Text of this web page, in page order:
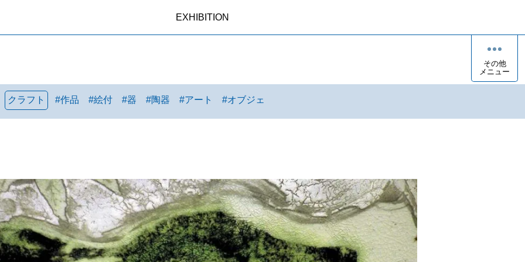
EXHIBITION
その他
メニュー
クラフト #作品 #絵付 #器 #陶器 #アート #オブジェ